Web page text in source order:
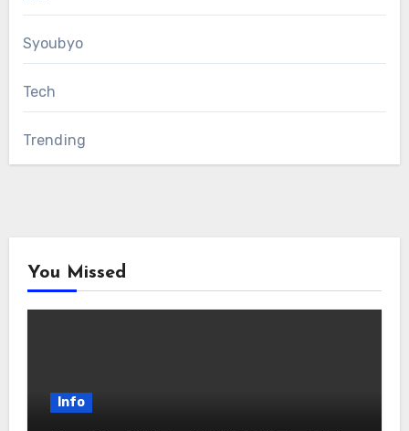
Syoubyo
Tech
Trending
You Missed
Info